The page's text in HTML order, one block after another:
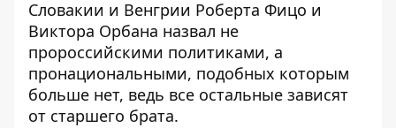
Словакии и Венгрии Роберта Фицо и
Виктора Орбана назвал не
пророссийскими политиками, а
пронациональными, подобных которым
больше нет, ведь все остальные зависят
от старшего брата.